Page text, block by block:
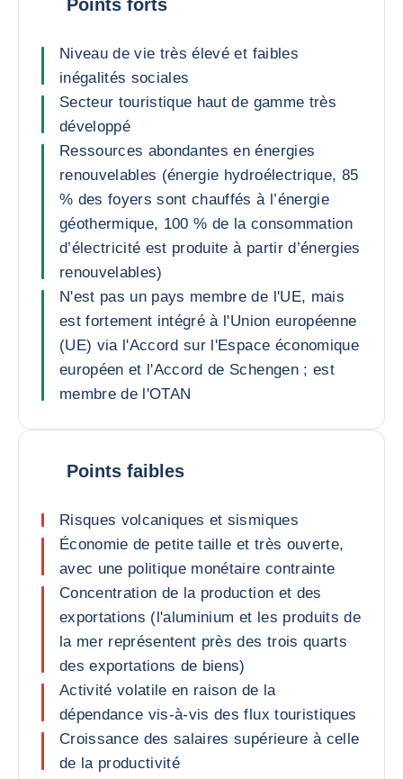
Points forts
Niveau de vie très élevé et faibles
inégalités sociales
Secteur touristique haut de gamme très
développé
Ressources abondantes en énergies
renouvelables (énergie hydroélectrique, 85
% des foyers sont chauffés à l’énergie
géothermique, 100 % de la consommation
d’électricité est produite à partir d’énergies
renouvelables)
N'est pas un pays membre de l'UE, mais
est fortement intégré à l'Union européenne
(UE) via l'Accord sur l'Espace économique
européen et l'Accord de Schengen ; est
membre de l'OTAN
Points faibles
Risques volcaniques et sismiques
Économie de petite taille et très ouverte,
avec une politique monétaire contrainte
Concentration de la production et des
exportations (l'aluminium et les produits de
la mer représentent près des trois quarts
des exportations de biens)
Activité volatile en raison de la
dépendance vis-à-vis des flux touristiques
Croissance des salaires supérieure à celle
de la productivité